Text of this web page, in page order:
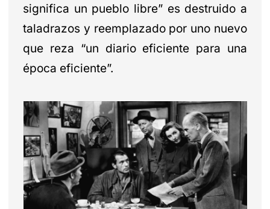
significa un pueblo libre” es destruido a
taladrazos y reemplazado por uno nuevo
que reza “un diario eficiente para una
época eficiente”.